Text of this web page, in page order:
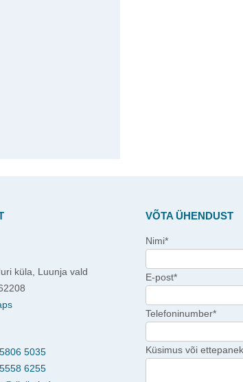
küla, Luunja vald
5035
6255
VÕTA ÜHENDUST
Nimi*
E-post*
Telefoninumber*
Küsimus või